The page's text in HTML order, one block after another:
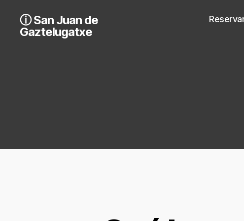
ⓘ San Juan de
Gaztelugatxe